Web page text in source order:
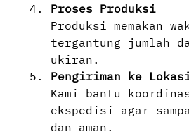
Proses Produksi
Produksi memakan
tergantung jumlah
ukiran.
Pengiriman ke
Kami bantu
ekspedisi agar
dan aman.